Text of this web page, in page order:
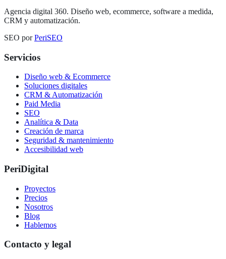
Agencia digital 360. Diseño web, ecommerce, software a medida,
CRM y automatización.
SEO por PeriSEO
Servicios
Diseño web & Ecommerce
Soluciones digitales
CRM & Automatización
Paid Media
SEO
Analítica & Data
Creación de marca
Seguridad & mantenimiento
Accesibilidad web
PeriDigital
Proyectos
Precios
Nosotros
Blog
Hablemos
Contacto y legal